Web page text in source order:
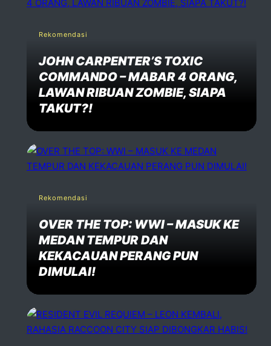
Rekomendasi
JOHN CARPENTER’S TOXIC
COMMANDO – MABAR 4 ORANG,
LAWAN RIBUAN ZOMBIE, SIAPA
TAKUT?!
Rekomendasi
OVER THE TOP: WWI – MASUK KE
MEDAN TEMPUR DAN
KEKACAUAN PERANG PUN
DIMULAI!